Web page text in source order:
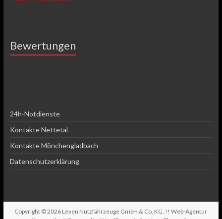
Bewertungen
24h-Notdienste
Kontakte Nettetal
Kontakte Mönchengladbach
Datenschutzerklärung
Copyright © 2026 Leven Nutzfahrzeuge GmbH & Co. KG . !! Web-Agentur